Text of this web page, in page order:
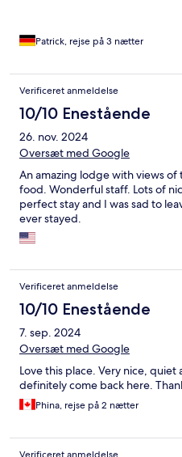
Patrick, rejse på 3 nætter
Verificeret anmeldelse
10/10 Enestående
26. nov. 2024
Oversæt med Google
An amazing lodge with views
food. Wonderful staff. Lots of
perfect stay and I was sad to
ever stayed.
Verificeret anmeldelse
10/10 Enestående
7. sep. 2024
Oversæt med Google
Love this place. Very nice, quiet
definitely come back here.
Phina, rejse på 2 nætter
Verificeret anmeldelse